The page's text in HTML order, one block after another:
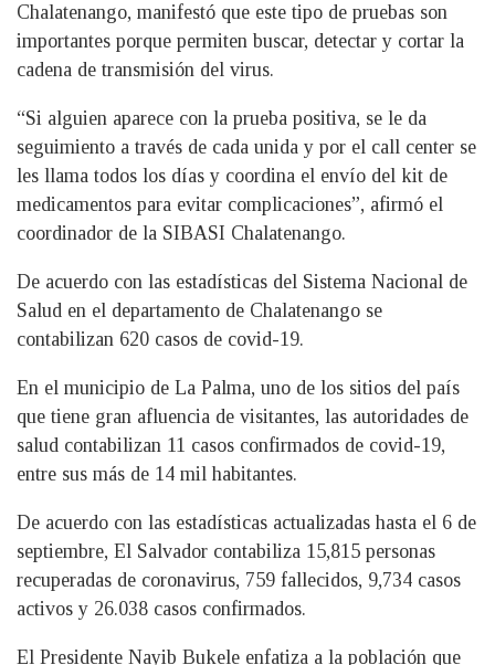
Chalatenango, manifestó que este tipo de pruebas son
importantes porque permiten buscar, detectar y cortar la
cadena de transmisión del virus.
“Si alguien aparece con la prueba positiva, se le da
seguimiento a través de cada unida y por el call center se
les llama todos los días y coordina el envío del kit de
medicamentos para evitar complicaciones”, afirmó el
coordinador de la SIBASI Chalatenango.
De acuerdo con las estadísticas del Sistema Nacional de
Salud en el departamento de Chalatenango se
contabilizan 620 casos de covid-19.
En el municipio de La Palma, uno de los sitios del país
que tiene gran afluencia de visitantes, las autoridades de
salud contabilizan 11 casos confirmados de covid-19,
entre sus más de 14 mil habitantes.
De acuerdo con las estadísticas actualizadas hasta el 6 de
septiembre, El Salvador contabiliza 15,815 personas
recuperadas de coronavirus, 759 fallecidos, 9,734 casos
activos y 26.038 casos confirmados.
El Presidente Nayib Bukele enfatiza a la población que